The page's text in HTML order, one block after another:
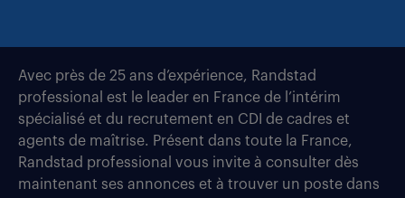
Avec près de 25 ans d’expérience, Randstad
professional est le leader en France de l’intérim
spécialisé et du recrutement en CDI de cadres et
agents de maîtrise. Présent dans toute la France,
Randstad professional vous invite à consulter dès
maintenant ses annonces et à trouver un poste dans